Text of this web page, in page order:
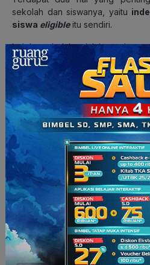
sekolah dan siswanya, yaitu
siswa eligible itu sendiri.
Indeks sekolah adalah
dibuat oleh masing-masing
Indeks sekolah dapat
penerimaan siswa asal suatu
jalur SNBP, UTBK-SNBT, dan
serta prestasi siswa tersebut
Sistem Penilaian
2026
Jika tidak adapassing grade
seperti apa sistem penilaiannya?
Pada UTBK-SNBT tahun ini,
scoring IRT (item response
soal dan aspek prediksi lainnya